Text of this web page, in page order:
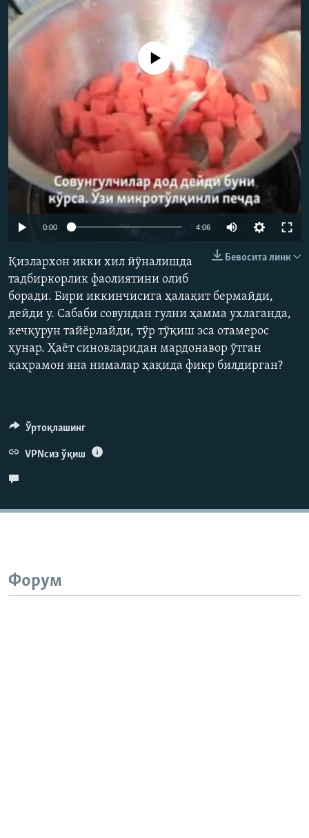
Айни дамда медиа-манба мавжуд эмас
0:00 4:06
480p
1080p
Бевосита линк
Қизлархон икки хил йўналишда
тадбиркорлик фаолиятини олиб
боради. Бири иккинчисига ҳалақит бермайди,
дейди у. Сабаби совундан гулни ҳамма ухлаганда,
кечқурун тайёрлайди, тўр тўқиш эса отамерос
ҳунар. Ҳаёт синовларидан мардонавор ўтган
қаҳрамон яна нималар ҳақида фикр билдирган?
Ўртоқлашинг
VPNсиз ўқиш
Форум